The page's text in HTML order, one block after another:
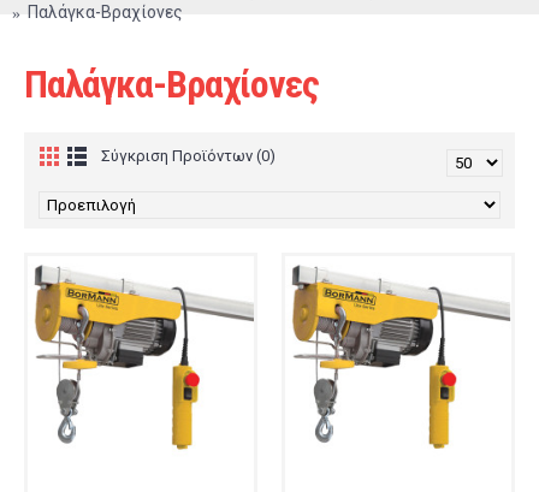
Παλάγκα-Βραχίονες
Παλάγκα-Βραχίονες
Σύγκριση Προϊόντων (0)